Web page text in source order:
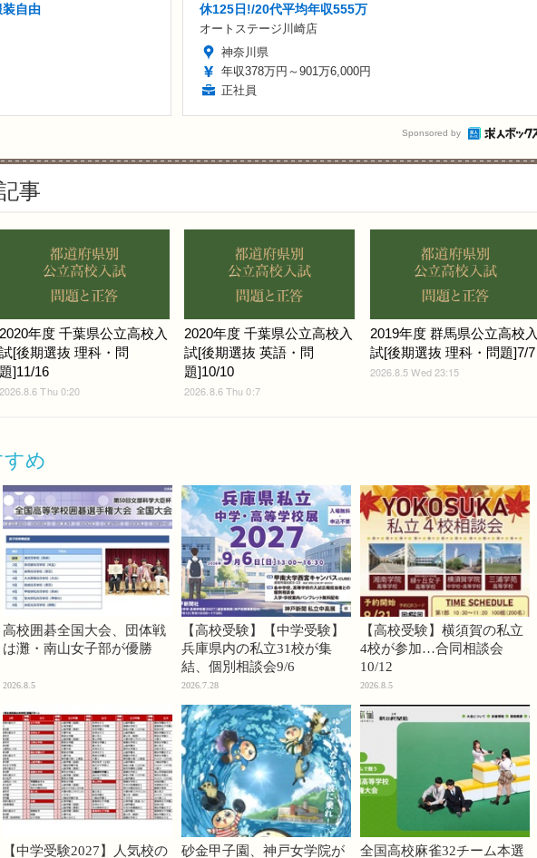
自由
休125日!/20代平均年収555万
オートステージ川崎店
神奈川県
年収378万円～901万6,000円
正社員
Sponsored by
事
2020年度 千葉県公立高校入
試[後期選抜 理科・問
題]11/16
2026.8.6 Thu 0:20
2020年度 千葉県公立高校入
試[後期選抜 英語・問
題]10/10
2026.8.6 Thu 0:7
2019年度 群馬県公立高校入
試[後期選抜 理科・問題]7/7
2026.8.5 Wed 23:15
め
高校囲碁全国大会、団体戦
は灘・南山女子部が優勝
2026.8.5
【高校受験】【中学受験】
兵庫県内の私立31校が集
結、個別相談会9/6
2026.7.28
【高校受験】横須賀の私立
4校が参加…合同相談会
10/12
2026.8.5
【中学受験2027】人気校の 砂金甲子園、神戸女学院が 全国高校麻雀32チーム本選